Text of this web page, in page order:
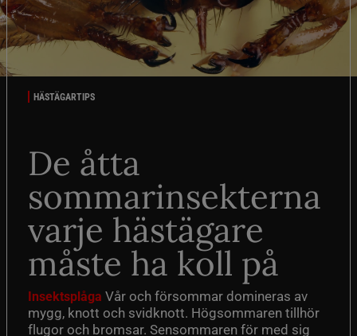
HÄSTÄGARTIPS
De åtta
sommarinsekterna
varje hästägare
måste ha koll på
Insektsplåga Vår och försommar domineras av
mygg, knott och svidknott. Högsommaren tillhör
flugor och bromsar. Sensommaren för med sig